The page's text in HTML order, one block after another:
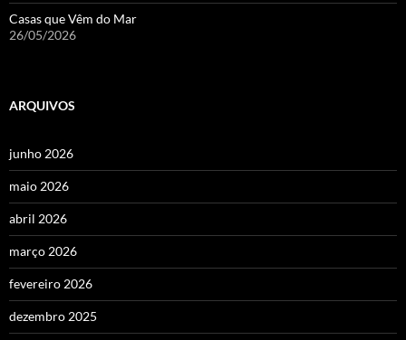
Casas que Vêm do Mar
26/05/2026
ARQUIVOS
junho 2026
maio 2026
abril 2026
março 2026
fevereiro 2026
dezembro 2025